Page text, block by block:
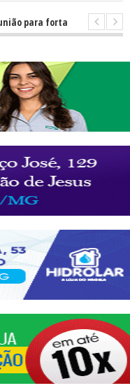
fortalecer Minas e